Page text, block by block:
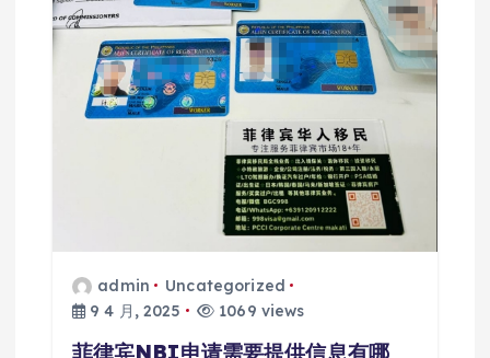
admin
Uncategorized
9 4 月, 2025
1069 views
菲律宾NBI申请需要提供信息有哪